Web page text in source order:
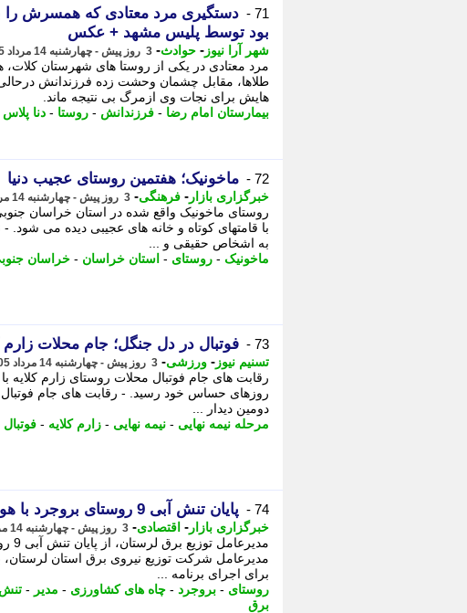
71 -
دستگیری مرد معتادی که همسرش
بود توسط پلیس مشهد + عکس
شهر آرا نیوز - حوادث- 3 روز پیش - چهارشنبه 14 مرداد 1405، 13:32
مرد معتادی در یکی از روستا های شهرستان
طلاها، مقابل چشمان وحشت زده فرزندانش
هایش برای نجات وی ازمرگ بی نتیجه ماند.
بیمارستان امام رضا - فرزندانش - روستا - دنا پلاس
72 - ماخونیک؛ هفتمین روستای عجیب دنیا
خبرگزاری بازار - فرهنگی- 3 روز پیش - چهارشنبه 14 مرداد 1405، 13:22
روستای ماخونیک واقع شده در استان خراسان
با قامتهای کوتاه و خانه های عجیبی دیده می
به اشخاص حقیقی و ...
ماخونیک - روستای - استان خراسان - خراسان
73 - فوتبال در دل جنگل؛ جام محلات زارم
تسنیم نیوز - ورزشی- 3 روز پیش - چهارشنبه 14 مرداد 1405، 13:15
رقابت های جام فوتبال محلات روستای زارم کلایه
روزهای حساس خود رسید. - رقابت های جام فوتبال
دومین دیدار ...
مرحله نیمه نهایی - نیمه نهایی - زارم کلایه - فوتبال
74 - پایان تنش آبی 9 روستای بروجرد با هوشمندسازی شبکه برق
خبرگزاری بازار - اقتصادی- 3 روز پیش - چهارشنبه 14 مرداد 1405، 13:12
مدیرعامل شرکت توزیع نیروی برق استان لرستان،
برای اجرای برنامه ...
روستای - بروجرد - چاه های کشاورزی - مدیر -
برق